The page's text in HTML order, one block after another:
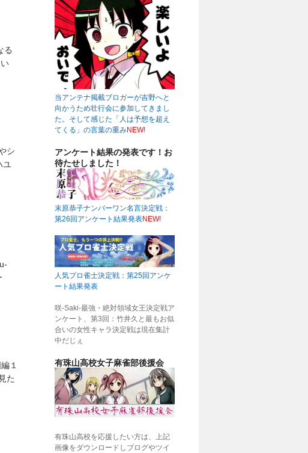
る
シ
ユ
１
た
当アンテナ掲載ブロガーが吉野へと
向かうため壮行会に参加してきまし
た。そして感じた「人は予想を超え
てくる」の言葉の重みNEW!
アンケート結果の発表です！お
待たせしました！
末原恭子ナンバーワン名言決定戦：
第26回アンケート結果発表NEW!
人気プロ雀士決定戦：第25回アンケ
ート結果発表
咲-Saki-最強・絶対領域女王決定戦ア
ンケート、第3回：竹井久と最もお似
合いの女性キャラ決定戦は現在集計
中だじぇ
有珠山高校女子麻雀部後援会
有珠山高校を応援したい方は、上記
画像をダウンロードしブログやツイ